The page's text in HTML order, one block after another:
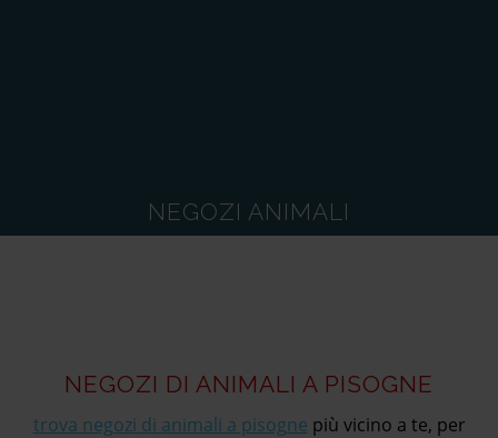
NEGOZI ANIMALI
NEGOZI DI ANIMALI A PISOGNE
trova negozi di animali a pisogne più vicino a te, per